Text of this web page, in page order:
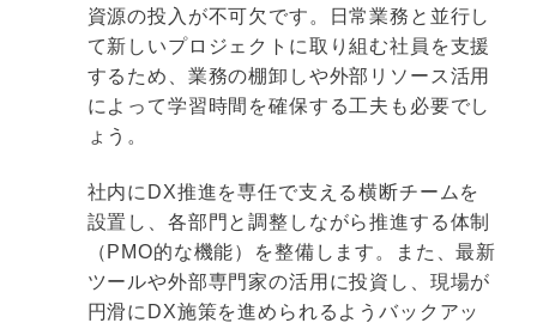
資源の投入が不可欠です。日常業務と並行し
て新しいプロジェクトに取り組む社員を支援
するため、業務の棚卸しや外部リソース活用
によって学習時間を確保する工夫も必要でし
ょう。
社内にDX推進を専任で支える横断チームを
設置し、各部門と調整しながら推進する体制
（PMO的な機能）を整備します。また、最新
ツールや外部専門家の活用に投資し、現場が
円滑にDX施策を進められるようバックアッ